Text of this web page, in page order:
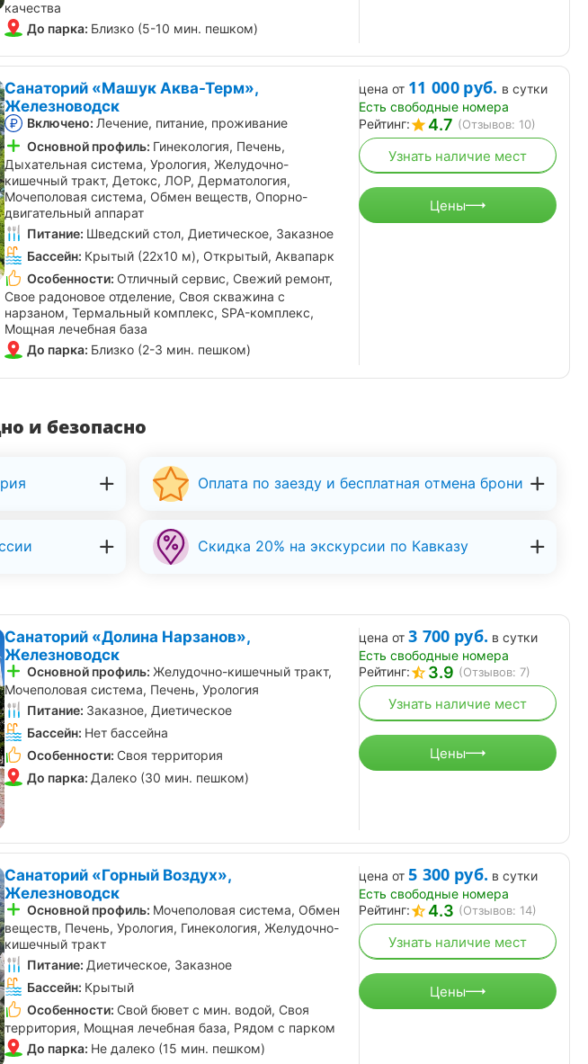
качества
До парка: Близко (5-10 мин. пешком)
Санаторий «Машук Аква-Терм»,
Железноводск
Включено: Лечение, питание, проживание
Основной профиль: Гинекология, Печень,
Дыхательная система, Урология, Желудочно-
кишечный тракт, Детокс, ЛОР, Дерматология,
Мочеполовая система, Обмен веществ, Опорно-
двигательный аппарат
Питание: Шведский стол, Диетическое, Заказное
Бассейн: Крытый (22х10 м), Открытый, Аквапарк
Особенности: Отличный сервис, Свежий ремонт,
Свое радоновое отделение, Своя скважина с
нарзаном, Термальный комплекс, SPA-комплекс,
Мощная лечебная база
До парка: Близко (2-3 мин. пешком)
цена от 11 000 руб. в сутки
Есть свободные номера
Рейтинг:
4.7 (Отзывов: 10)
Узнать наличие мест
Цены
и безопасно
Оплата по заезду и бесплатная отмена брони
Скидка 20% на экскурсии по Кавказу
Санаторий «Долина Нарзанов»,
Железноводск
Основной профиль: Желудочно-кишечный тракт,
Мочеполовая система, Печень, Урология
Питание: Заказное, Диетическое
Бассейн: Нет бассейна
Особенности: Своя территория
До парка: Далеко (30 мин. пешком)
цена от 3 700 руб. в сутки
Есть свободные номера
Рейтинг:
3.9 (Отзывов: 7)
Узнать наличие мест
Цены
Санаторий «Горный Воздух»,
Железноводск
Основной профиль: Мочеполовая система, Обмен
веществ, Печень, Урология, Гинекология, Желудочно-
кишечный тракт
Питание: Диетическое, Заказное
Бассейн: Крытый
Особенности: Свой бювет с мин. водой, Своя
территория, Мощная лечебная база, Рядом с парком
До парка: Не далеко (15 мин. пешком)
цена от 5 300 руб. в сутки
Есть свободные номера
Рейтинг:
4.3 (Отзывов: 14)
Узнать наличие мест
Цены